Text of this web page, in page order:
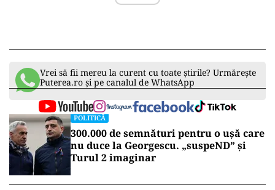
Vrei să fii mereu la curent cu toate știrile? Urmărește
Puterea.ro și pe canalul de WhatsApp
POLITICĂ
300.000 de semnături pentru o ușă care
nu duce la Georgescu. „suspeND” și
Turul 2 imaginar